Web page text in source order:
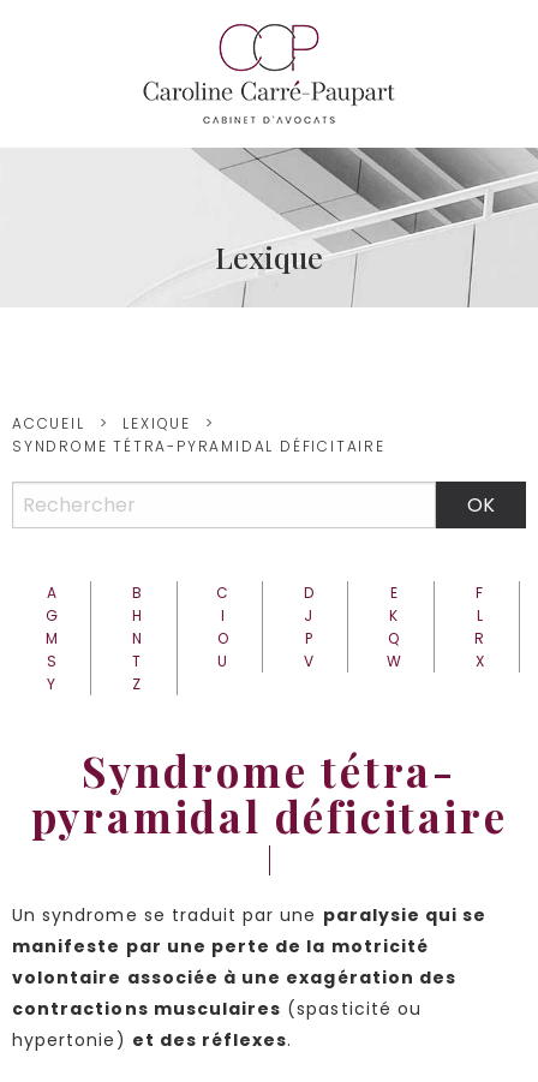
Lexique
ACCUEIL
LEXIQUE
SYNDROME TÉTRA-PYRAMIDAL DÉFICITAIRE
A B C D E
F
G
H I J K
L
M
N O P Q
R
S
T U V W
X
Y
Z
Syndrome tétra-
pyramidal déficitaire
Un syndrome se traduit par une paralysie qui se
manifeste par une perte de la motricité
volontaire associée à une exagération des
contractions musculaires (spasticité ou
hypertonie) et des réflexes.